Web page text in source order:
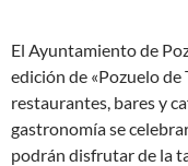
El Ayuntamiento de
edición de «Pozuelo de
restaurantes, bares y
gastronomía se
podrán disfrutar de la